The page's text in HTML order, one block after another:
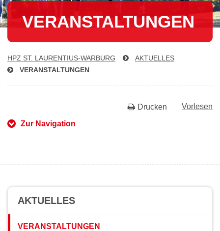
VER­AN­STAL­TUN­GEN
HPZ ST. LAU­REN­TI­US-WAR­BURG
AKTUELLES
VER­AN­STAL­TUN­GEN
Vorlesen
Drucken
Zur Navigation
AKTUELLES
VERANSTALTUNGEN